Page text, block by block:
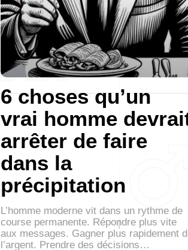
6 choses qu’un
vrai homme
arrêter de faire
dans la
précipitation
L’homme moderne vit dans un rythme de
course permanente. Répondre plus vite
aux messages. Gagner plus rapidement
l’argent. Prendre des décisions…